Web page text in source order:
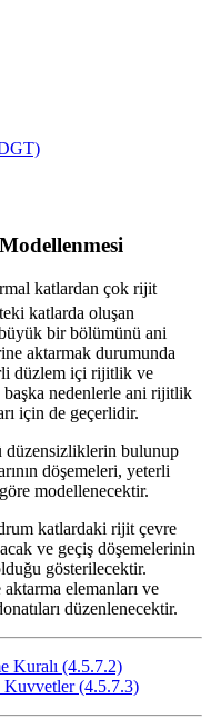
katlardan çok rijit
katlarda oluşan
bir bölümünü ani
aktarmak durumunda
düzlem içi rijitlik ve
başka nedenlerle ani rijitlik
için de geçerlidir.
düzensizliklerin bulunup
döşemeleri, yeterli
modellenecektir.
katlardaki rijit çevre
ve geçiş döşemelerinin
gösterilecektir.
elemanları ve
düzenlenecektir.
Kuralı (4.5.7.2)
Kuvvetler (4.5.7.3)